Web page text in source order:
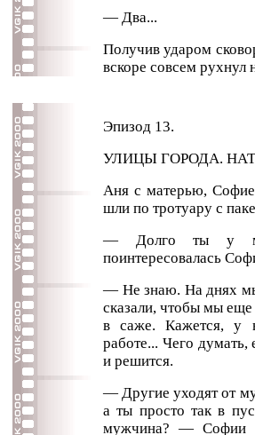
— Два...
Получив ударом
вскоре совсем рухнул
Эпизод 13.
УЛИЦЫ ГОРОДА.
Аня с матерью,
шли по тротуару с
— Долго ты у
поинтересовалась
— Не знаю. На днях мы
сказали, чтобы мы
в саже. Кажется, у
работе... Чего думать,
и решится.
— Другие уходят от
а ты просто так в
мужчина? — Софии